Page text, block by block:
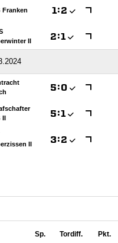
Franken  :
II
:
:
II
:
II
:
Sp. Tordiff. Pkt.